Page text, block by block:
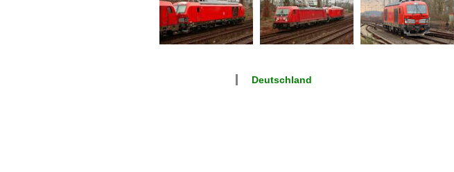
Deutschland